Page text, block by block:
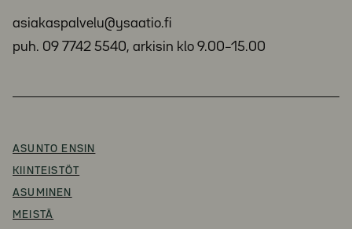
asiakaspalvelu@ysaatio.fi
puh. 09 7742 5540, arkisin klo 9.00–15.00
ASUNTO ENSIN
KIINTEISTÖT
ASUMINEN
MEISTÄ